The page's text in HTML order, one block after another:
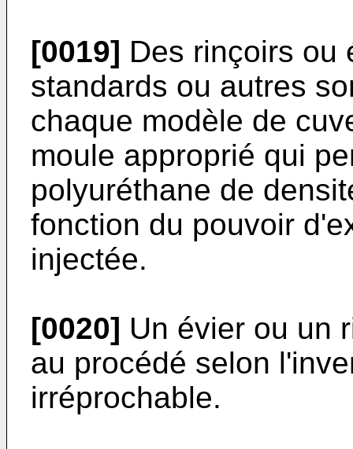
[0019] Des rinçoirs ou
standards ou autres
chaque modèle de
moule approprié qui
polyuréthane de
fonction du pouvoir
injectée.
[0020] Un évier ou un
au procédé selon
irréprochable.